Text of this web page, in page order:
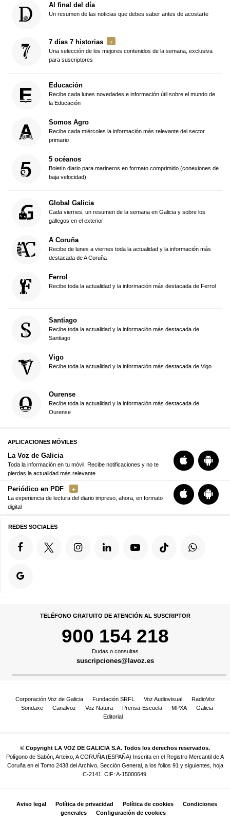
Al final del día
Un resumen de las noticias que debes saber antes de acostarte
7 días 7 historias
Una selección de los mejores contenidos de la semana, exclusiva
para suscriptores
Educación
Recibe cada lunes novedades e información útil sobre el mundo de
la Educación
Somos Agro
Recibe cada miércoles la información más relevante del sector
primario
5 océanos
Boletín diario para marineros en formato comprimido (conexiones de
baja velocidad)
Global Galicia
Cada viernes, un resumen de la semana en Galicia y sobre los
gallegos en el exterior
A Coruña
Recibe de lunes a viernes toda la actualidad y la información más
destacada de A Coruña
Ferrol
Recibe toda la actualidad y la información más destacada de Ferrol
Santiago
Recibe toda la actualidad y la información más destacada de
Santiago
Vigo
Recibe toda la actualidad y la información más destacada de Vigo
Ourense
Recibe toda la actualidad y la información más destacada de
Ourense
APLICACIONES MÓVILES
La Voz de Galicia
Toda la información en tu móvil. Recibe notificaciones y no te
pierdas la actualidad más relevante
Periódico en PDF
La experiencia de lectura del diario impreso, ahora, en formato
digital
REDES SOCIALES
TELÉFONO GRATUITO DE ATENCIÓN AL SUSCRIPTOR
900 154 218
Dudas o consultas
suscripciones@lavoz.es
Corporación Voz de Galicia Fundación SRFL Voz Audiovisual
RadioVoz
Sondaxe
Canalvoz Voz Natura Prensa-Escuela MPXA
Galicia
Editorial
© Copyright LA VOZ DE GALICIA S.A. Todos los derechos reservados.
Polígono de Sabón, Arteixo, A CORUÑA (ESPAÑA) Inscrita en el Registro Mercantil de A
Coruña en el Tomo 2438 del Archivo, Sección General, a los folios 91 y siguientes, hoja
C-2141. CIF: A-15000649.
Aviso legal Política de privacidad Política de cookies
Condiciones
generales
Configuración de cookies